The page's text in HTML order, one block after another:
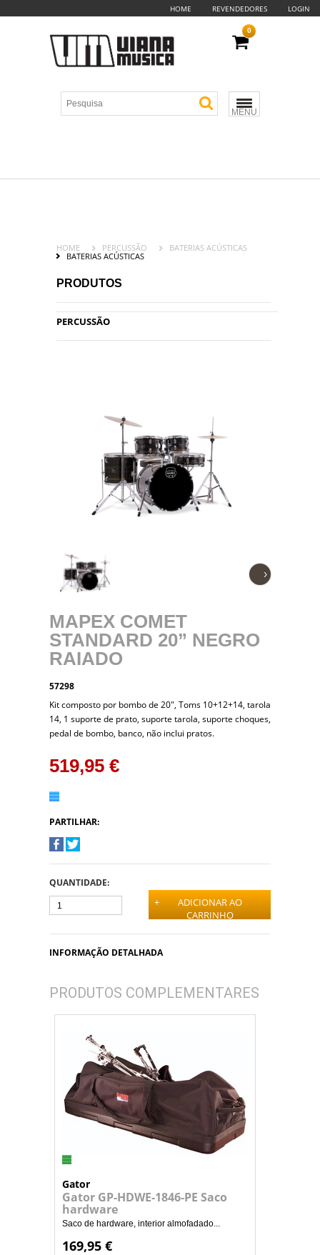
HOME REVENDEDORES LOGIN
MENU
0
HOME PERCUSSÃO
BATERIAS ACÚSTICAS
BATERIAS ACÚSTICAS
PRODUTOS
PERCUSSÃO
›
MAPEX COMET
STANDARD 20” NEGRO
RAIADO
57298
Kit composto por bombo de 20", Toms 10+12+14, tarola
14, 1 suporte de prato, suporte tarola, suporte choques,
pedal de bombo, banco, não inclui pratos.
519,95 €
PARTILHAR:
QUANTIDADE:
+
ADICIONAR AO
CARRINHO
INFORMAÇÃO DETALHADA
PRODUTOS COMPLEMENTARES
Gator
Gator GP-HDWE-1846-PE Saco
hardware
Saco de hardware, interior almofadado...
169,95 €